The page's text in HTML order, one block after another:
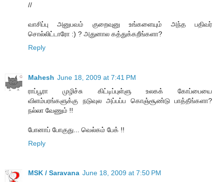
//
வாசிப்பு அனுபவம் குறைவுனு உங்களையும் அந்த பதிவர்
சொல்லிட்டாரோ :) ? அதுனால கத்துக்கறீங்களா?
Reply
Mahesh June 18, 2009 at 7:41 PM
ராப்பூரா முழிச்சு கிட்டிப்புள்ளு உலகக் கோப்பையை
விளம்பரங்களுக்கு நடுவுல அப்பப்ப கொஞ்சூண்டு பாத்தீங்களா?
நல்லா வேணும் !!
போனாப் போகுது... வெல்கம் பேக் !!
Reply
MSK / Saravana June 18, 2009 at 7:50 PM